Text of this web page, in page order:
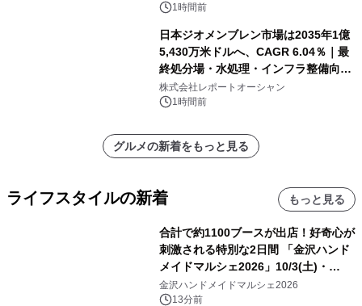
1時間前
日本ジオメンブレン市場は2035年1億
5,430万米ドルへ、CAGR 6.04％｜最
終処分場・水処理・インフラ整備向け
需要拡大
株式会社レポートオーシャン
1時間前
グルメの新着をもっと見る
ライフスタイルの新着 もっと見る
合計で約1100ブースが出店！好奇心が
刺激される特別な2日間 「金沢ハンド
メイドマルシェ2026」10/3(土)・
10/4(日)開催
金沢ハンドメイドマルシェ2026
13分前